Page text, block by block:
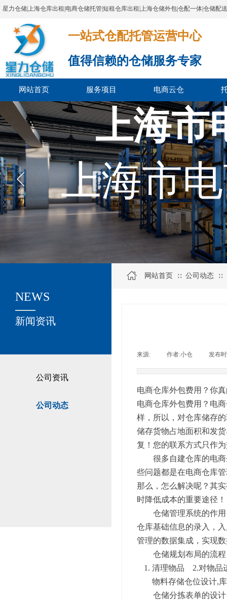
星力仓储|上海仓库出租|电商仓储托管|短租仓库出租|上海仓储外包|仓配一体|仓储配
一站式仓配托管运营中心​​​​​​​​​​​​​​​​​
值得信赖的仓储服务专家
网站首页 服务项目 电商云仓
上海市
上海市
公司资讯
公司动态
关于我们
新闻资讯
NEWS
网站首页 ∷ 公司动态 ∷
来源: 作者:小仓 发布
电商仓库外包费用？你
电商仓库外包费用？电
样，所以，对仓库储存
储存货物占地面积和发
复！您的联系方式只作
很多自建仓库的电商
些问题都是在电商仓库
那么，怎么解决呢？其
时降低成本的重要途径！
仓储管理系统的作用
仓库基础信息的录入，
管理的数据集成，实现
仓储规划布局的流程
清理物品 2.对物品
物料存储仓位设计,
仓储分拣表单的设计